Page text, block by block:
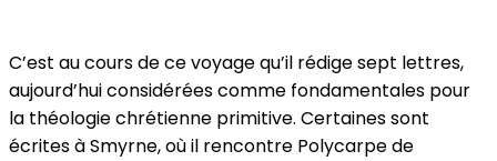
C’est au cours de ce voyage qu’il rédige sept lettres,
aujourd’hui considérées comme fondamentales pour
la théologie chrétienne primitive. Certaines sont
écrites à Smyrne, où il rencontre Polycarpe de